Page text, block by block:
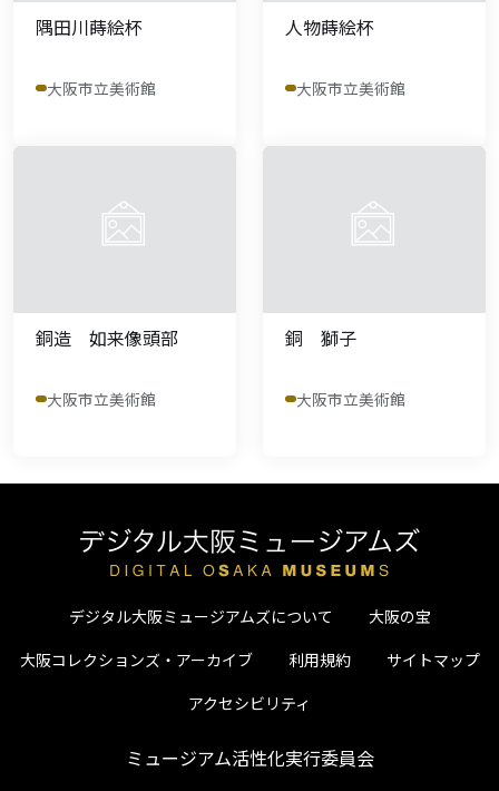
隅田川蒔絵杯
大阪市立美術館
人物蒔絵杯
大阪市立美術館
銅造 如来像頭部
大阪市立美術館
銅 獅子
大阪市立美術館
デジタル大阪ミュージアムズについて
大阪の宝
大阪コレクションズ・アーカイブ
利用規約
サイトマップ
アクセシビリティ
ミュージアム活性化実行委員会